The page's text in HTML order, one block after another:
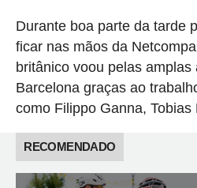
Durante boa parte da tarde
ficar nas mãos da
britânico voou pelas amplas
Barcelona graças ao
como Filippo Ganna, Tobias
RECOMENDADO